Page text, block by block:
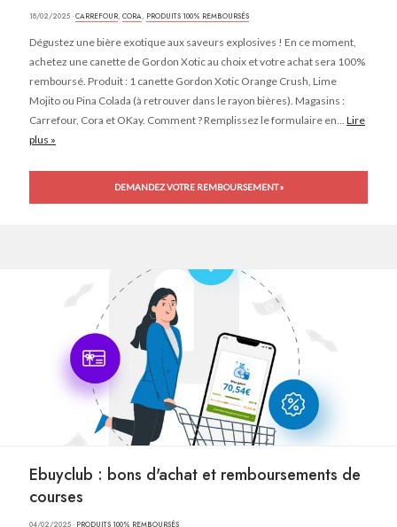
18/02/2025 ·CARREFOUR, CORA, PRODUITS 100% REMBOURSÉS
Dégustez une bière exotique aux saveurs explosives ! En ce moment,
achetez une canette de Gordon Xotic au choix et votre achat sera 100%
remboursé. Produit : 1 canette Gordon Xotic Orange Crush, Lime
Mojito ou Pina Colada (à retrouver dans le rayon bières). Magasins :
Carrefour, Cora et OKay. Comment ? Remplissez le formulaire en... Lire
plus »
DEMANDEZ VOTRE REMBOURSEMENT »
Ebuyclub : bons d'achat et remboursements de
courses
04/02/2025 · PRODUITS 100% REMBOURSÉS